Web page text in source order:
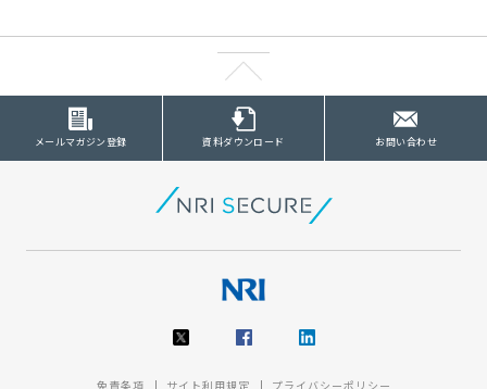
メールマガジン登録 資料ダウンロード お問い合わせ
免責条項 サイト利用規定 プライバシーポリシー